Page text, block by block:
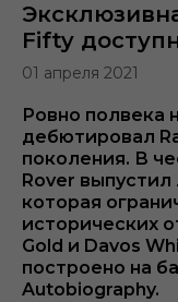
Fifty
01 апреля 2021
Ровно полвека
дебютировал
поколения. В
Rover
которая
исторических
Gold и Davos
построено на
Autobiography.